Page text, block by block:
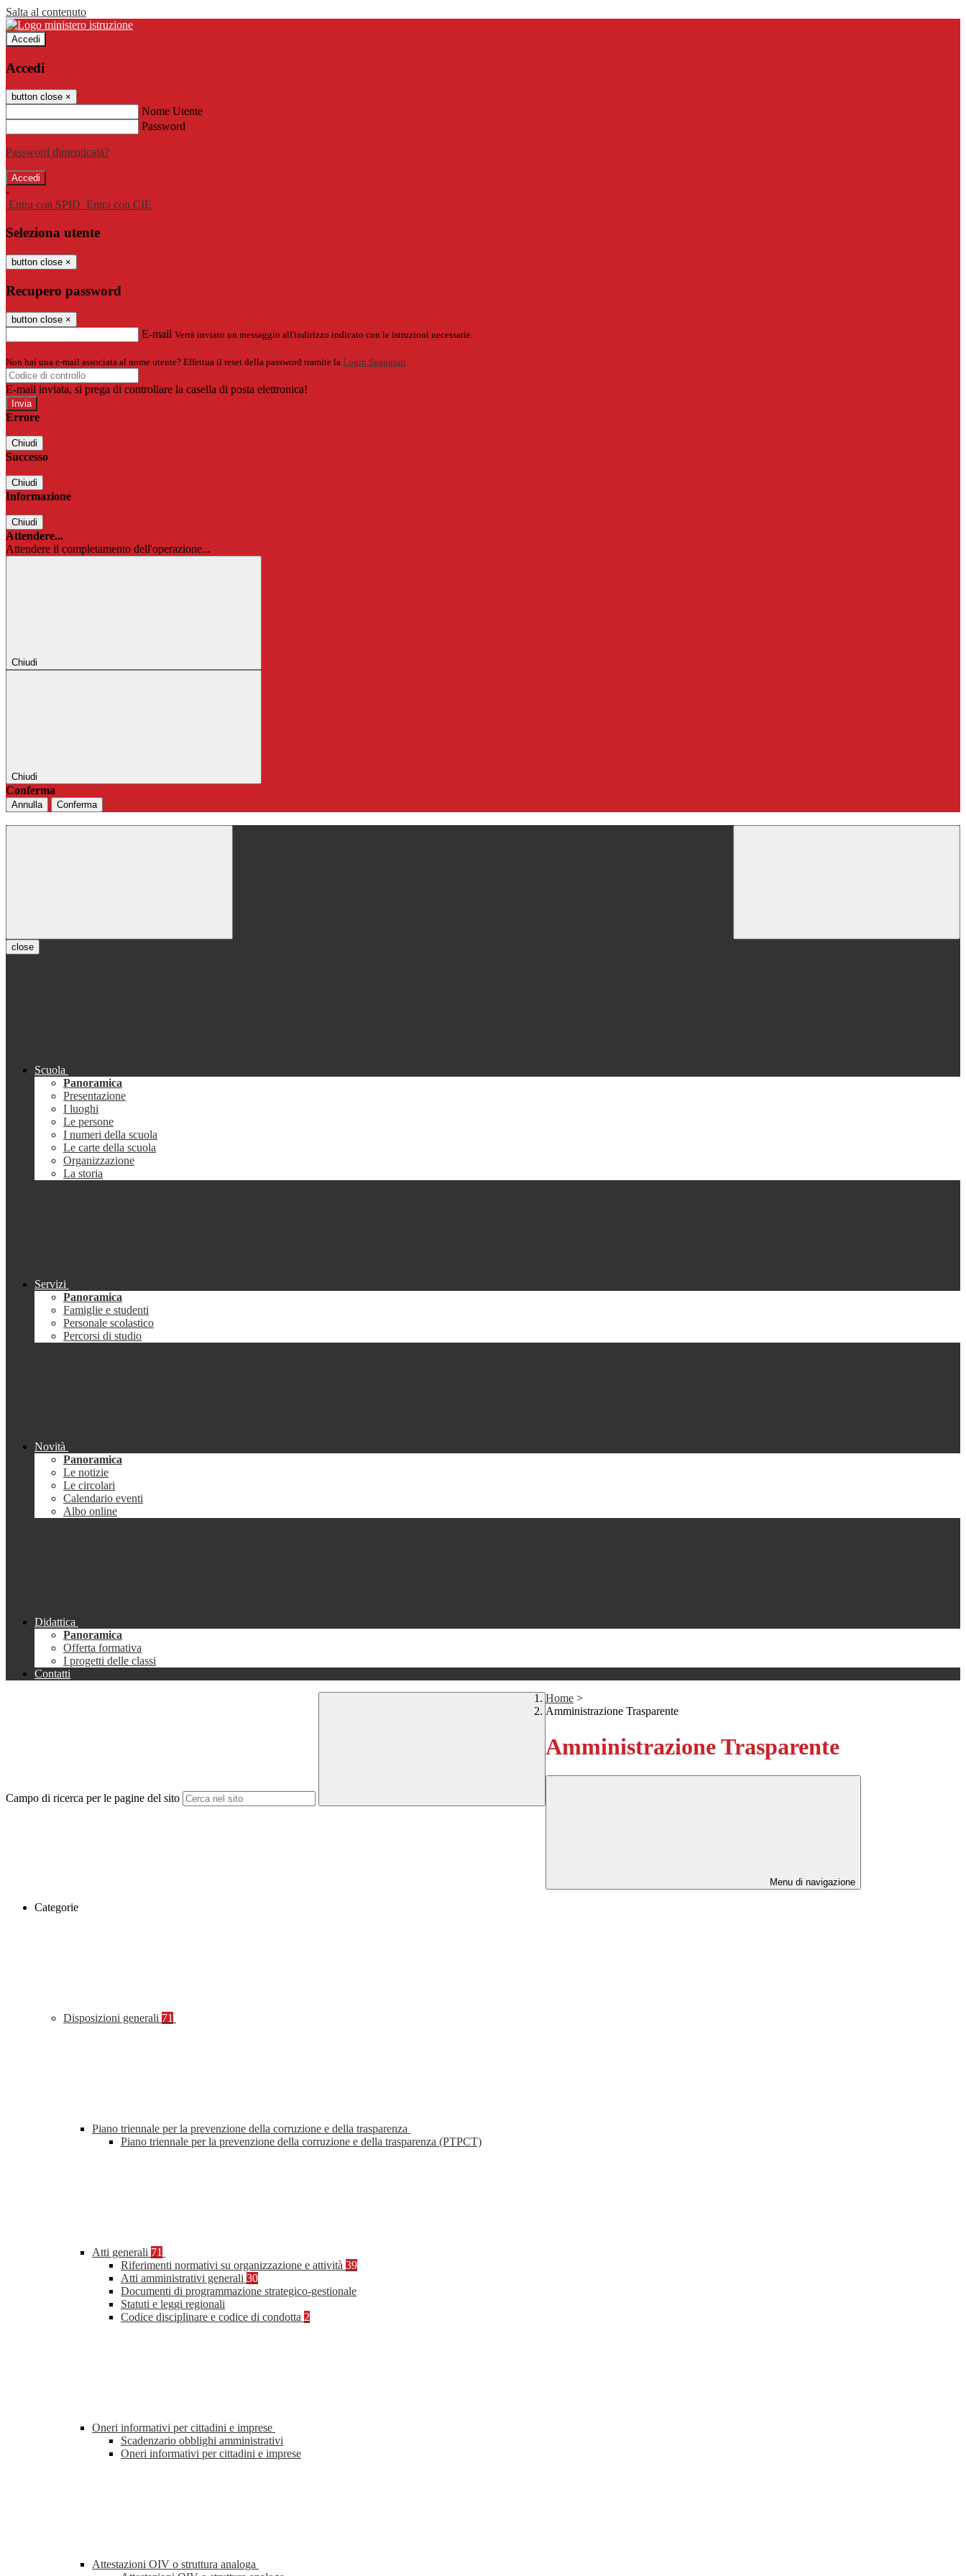
Salta al contenuto
Accedi
Accedi
button close ×
Nome Utente
Password
Password dimenticata?
-
Entra con SPID Entra con CIE
Seleziona utente
button close ×
Recupero password
button close ×
E-mail Verrà inviato un messaggio all'indirizzo indicato con le istruzioni necessarie.
Non hai una e-mail associata al nome utente? Effettua il reset della password tramite la Login Spaggiari
E-mail inviata, si prega di controllare la casella di posta elettronica!
Errore
Chiudi
Successo
Chiudi
Informazione
Chiudi
Attendere...
Attendere il completamento dell'operazione...
Chiudi
Chiudi
Conferma
Annulla Conferma
close
Scuola
Panoramica
Presentazione
I luoghi
Le persone
I numeri della scuola
Le carte della scuola
Organizzazione
La storia
Servizi
Panoramica
Famiglie e studenti
Personale scolastico
Percorsi di studio
Novità
Panoramica
Le notizie
Le circolari
Calendario eventi
Albo online
Didattica
Panoramica
Offerta formativa
I progetti delle classi
Contatti
Campo di ricerca per le pagine del sito
Home >
Amministrazione Trasparente
Amministrazione Trasparente
Menu di navigazione
Categorie
Disposizioni generali 71
Piano triennale per la prevenzione della corruzione e della trasparenza
Piano triennale per la prevenzione della corruzione e della trasparenza (PTPCT)
Atti generali 71
Riferimenti normativi su organizzazione e attività 39
Atti amministrativi generali 30
Documenti di programmazione strategico-gestionale
Statuti e leggi regionali
Codice disciplinare e codice di condotta 2
Oneri informativi per cittadini e imprese
Scadenzario obblighi amministrativi
Oneri informativi per cittadini e imprese
Attestazioni OIV o struttura analoga